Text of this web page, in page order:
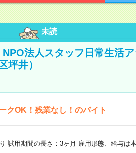
未読
法人スタッフ日常生活
坪井）
クOK！残業なし！のバイト
試用期間の長さ：3ヶ月 雇用形態、給与は